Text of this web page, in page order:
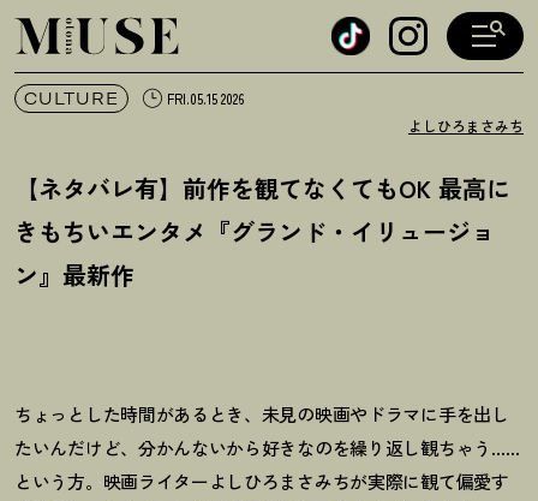
オトナミューズ ウェブ
CULTURE FRI.05.15 2026
よしひろまさみち
【ネタバレ有】前作を観てなくてもOK 最高に
きもちいエンタメ『グランド・イリュージョ
ン』最新作
ちょっとした時間があるとき、未見の映画やドラマに手を出し
たいんだけど、分かんないから好きなのを繰り返し観ちゃう……
という方。映画ライターよしひろまさみちが実際に観て偏愛す